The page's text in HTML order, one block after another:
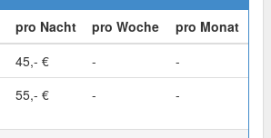
pro Nacht pro Woche
pro Monat
45,- € -
-
55,- € - -